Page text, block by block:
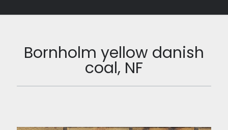
Bornholm yellow danish
coal, NF